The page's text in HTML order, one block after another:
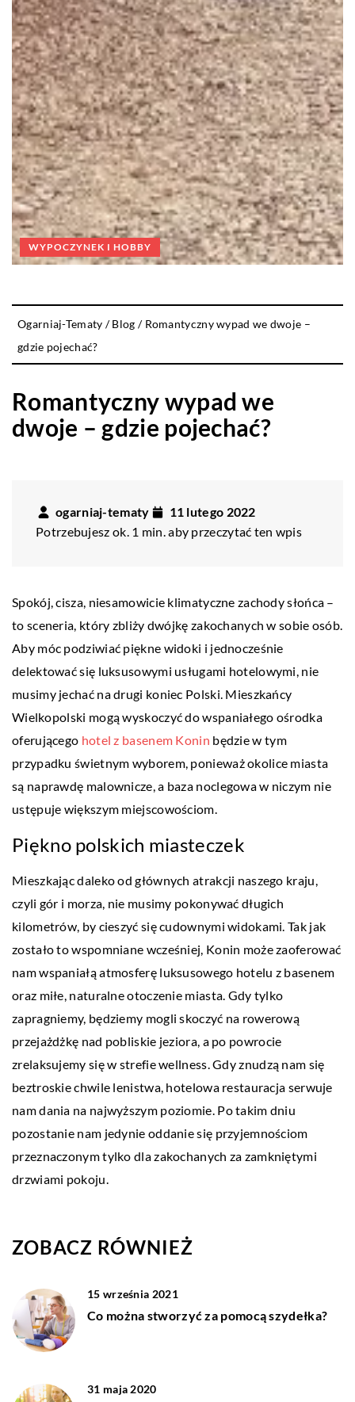
WYPOCZYNEK I HOBBY
Ogarniaj-Tematy /Blog / Romantyczny wypad we dwoje –
gdzie pojechać?
Romantyczny wypad we
dwoje – gdzie pojechać?
ogarniaj-tematy
11 lutego 2022
Potrzebujesz ok. 1 min. aby przeczytać ten wpis
Spokój, cisza, niesamowicie klimatyczne zachody słońca –
to sceneria, który zbliży dwójkę zakochanych w sobie osób.
Aby móc podziwiać piękne widoki i jednocześnie
delektować się luksusowymi usługami hotelowymi, nie
musimy jechać na drugi koniec Polski. Mieszkańcy
Wielkopolski mogą wyskoczyć do wspaniałego ośrodka
oferującego hotel z basenem Konin będzie w tym
przypadku świetnym wyborem, ponieważ okolice miasta
są naprawdę malownicze, a baza noclegowa w niczym nie
ustępuje większym miejscowościom.
Piękno polskich miasteczek
Mieszkając daleko od głównych atrakcji naszego kraju,
czyli gór i morza, nie musimy pokonywać długich
kilometrów, by cieszyć się cudownymi widokami. Tak jak
zostało to wspomniane wcześniej, Konin może zaoferować
nam wspaniałą atmosferę luksusowego hotelu z basenem
oraz miłe, naturalne otoczenie miasta. Gdy tylko
zapragniemy, będziemy mogli skoczyć na rowerową
przejażdżkę nad pobliskie jeziora, a po powrocie
zrelaksujemy się w strefie wellness. Gdy znudzą nam się
beztroskie chwile lenistwa, hotelowa restauracja serwuje
nam dania na najwyższym poziomie. Po takim dniu
pozostanie nam jedynie oddanie się przyjemnościom
przeznaczonym tylko dla zakochanych za zamkniętymi
drzwiami pokoju.
ZOBACZ RÓWNIEŻ
15 września 2021
Co można stworzyć za pomocą szydełka?
31 maja 2020